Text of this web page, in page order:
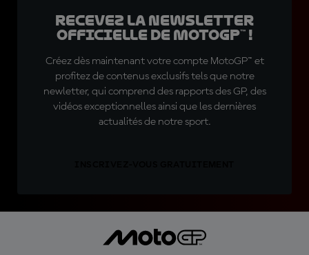
Recevez la Newsletter
officielle de MotoGP™ !
Créez dès maintenant votre compte MotoGP™ et
profitez de contenus exclusifs tels que notre
newletter, qui comprend des rapports des GP, des
vidéos exceptionnelles ainsi que les dernières
actualités de notre sport.